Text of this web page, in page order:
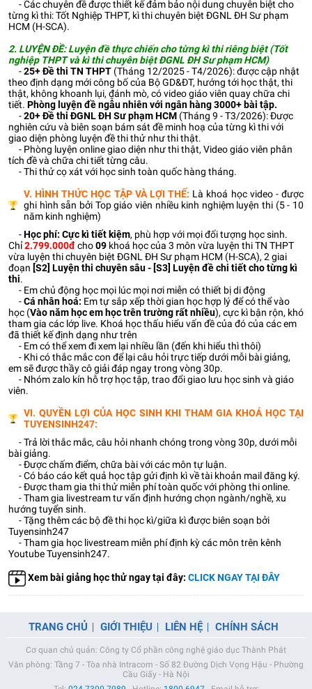
- Các chuyên đề được thiết kế đảm bảo nội dung chuyên biệt cho
từng kì thi: Tốt Nghiệp THPT, kì thi chuyên biệt ĐGNL ĐH Sư phạm
HCM (H-SCA).
2. LUYỆN ĐỀ:Luyện đề thực chiến cho từng kì thi riêng biệt (Tốt
nghiệp THPT và kì thi chuyên biệt ĐGNL ĐH Sư phạm HCM)
-25+Đề thi TN THPT (Tháng 12/2025 - T4/2026): được cập nhật
theo định dạng mới công bố của Bộ GD&ĐT, hướng tới học thật, thi
thật, không khoanh lụi, đánh mò, có video giáo viên quay chữa chi
tiết. Phòng luyện đề ngẫu nhiên với ngân hàng 3000+ bài tập.
-20+Đề thi ĐGNL ĐH Sư phạm HCM (Tháng 9 - T3/2026): Được
nghiên cứu và biên soạn bám sát đề minh hoạ của từng kì thi với
giao diện phòng luyện đề thi thử như thi thật.
- Phòng luyện online giao diện như thi thật, Video giáo viên phân
tích đề và chữa chi tiết từng câu.
- Thi thử cọ xát với học sinh toàn quốc hàng tháng.
V. HÌNH THỨC HỌC TẬP VÀ LỢI THẾ: Là khoá học video - được
ghi hình sẵn bởi Top giáo viên nhiều kinh nghiệm luyện thi (5 - 10
năm kinh nghiệm)
-Học phí: Cực kì tiết kiệm, phù hợp với mọi đối tượng học sinh.
Chỉ2.799.000đcho09 khoá học của 3 môn vừa luyện thi TN THPT
vừa luyện thi chuyên biệt ĐGNL ĐH Sư phạm HCM (H-SCA), 2 giai
đoạn [S2] Luyện thi chuyên sâu - [S3] Luyện đề chi tiết cho từng kì
thi.
- Em chủ động học mọi lúc mọi nơi miễn có thiết bị di động
-Cá nhân hoá: Em tự sắp xếp thời gian học hợp lý để có thể vào
học (Vào năm học em học trên trường rất nhiều), cực kì bận rộn, khó
tham gia các lớp live. Khoá học thấu hiểu vấn đề của đó của các em
đã thiết kế định dạng như trên
- Em có thể xem đi xem lại nhiều lần (đến khi hiểu thì thôi)
- Khi có thắc mắc con để lại câu hỏi trực tiếp dưới mỗi bài giảng,
em sẽ được thầy cô giải đáp ngay trong vòng 30p.
- Nhóm zalo kín hỗ trợ học tập, trao đổi giao lưu học sinh và giáo
viên.
VI. QUYỀN LỢI CỦA HỌC SINH KHI THAM GIA KHOÁ HỌC TẠI
TUYENSINH247:
- Trả lời thắc mắc, câu hỏi nhanh chóng trong vòng 30p, dưới mỗi
bài giảng.
- Được chấm điểm, chữa bài với các môn tự luận.
- Có báo cáo kết quả học tập gửi định kì về tài khoản mail đăng ký.
- Được tham gia thi thử miễn phí toàn quốc với phòng thi online.
- Tham gia livestream tư vấn định hướng chọn ngành/nghề, xu
hướng tuyển sinh.
- Tặng thêm các bộ đề thi học kì/giữa kì được biên soạn bởi
Tuyensinh247
- Tham gia học livestream miễn phí định kỳ các môn trên kênh
Youtube Tuyensinh247.
Xem bài giảng học thử ngay tại đây: CLICK NGAY TẠI ĐÂY
TRANG CHỦ GIỚI THIỆU LIÊN HỆ CHÍNH SÁCH
Cơ quan chủ quản: Công ty Cổ phần công nghệ giáo dục Thành Phát
Văn phòng: Tầng 7 - Tòa nhà Intracom - Số 82 Đường Dịch Vọng Hậu - Phường
Cầu Giấy - Hà Nội